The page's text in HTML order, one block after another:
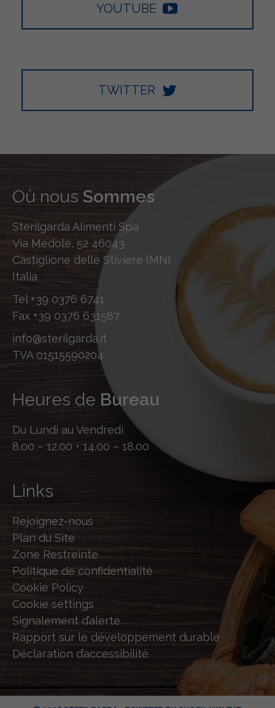
YOUTUBE
TWITTER
Où nous Sommes
Sterilgarda Alimenti Spa
Via Medole, 52 46043
Castiglione delle Stiviere (MN)
Italia
Tel +39 0376 6741
Fax +39 0376 631587
info@sterilgarda.it
TVA 01515590204
Heures de Bureau
Du Lundi au Vendredi
8.00 – 12.00 • 14.00 – 18.00
Links
Rejoignez-nous
Plan du Site
Zone Restreinte
Politique de confidentialité
Cookie Policy
Cookie settings
Signalement d’alerte
Rapport sur le développement durable
Déclaration d’accessibilité